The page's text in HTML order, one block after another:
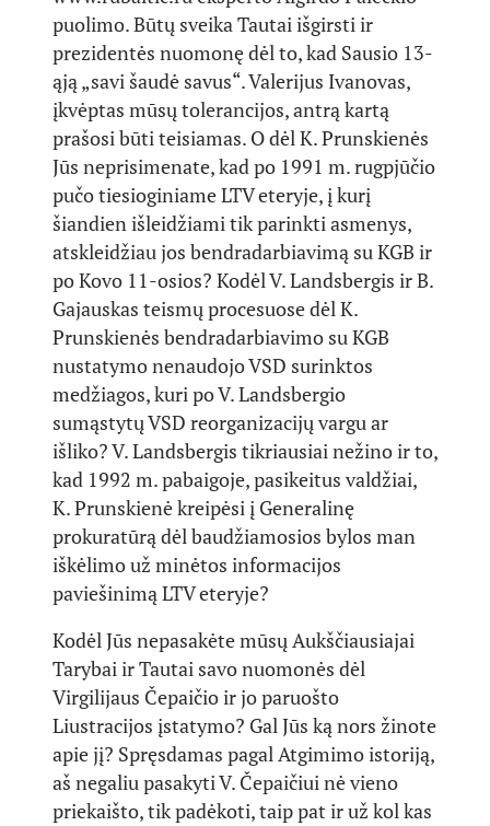
puolimo. Būtų sveika Tautai išgirsti ir
prezidentės nuomonę dėl to, kad Sausio 13-
ąją „savi šaudė savus“. Valerijus Ivanovas,
įkvėptas mūsų tolerancijos, antrą kartą
prašosi būti teisiamas. O dėl K. Prunskienės
Jūs neprisimenate, kad po 1991 m. rugpjūčio
pučo tiesioginiame LTV eteryje, į kurį
šiandien išleidžiami tik parinkti asmenys,
atskleidžiau jos bendradarbiavimą su KGB ir
po Kovo 11-osios? Kodėl V. Landsbergis ir B.
Gajauskas teismų procesuose dėl K.
Prunskienės bendradarbiavimo su KGB
nustatymo nenaudojo VSD surinktos
medžiagos, kuri po V. Landsbergio
sumąstytų VSD reorganizacijų vargu ar
išliko? V. Landsbergis tikriausiai nežino ir to,
kad 1992 m. pabaigoje, pasikeitus valdžiai,
K. Prunskienė kreipėsi į Generalinę
prokuratūrą dėl baudžiamosios bylos man
iškėlimo už minėtos informacijos
paviešinimą LTV eteryje?
Kodėl Jūs nepasakėte mūsų Aukščiausiajai
Tarybai ir Tautai savo nuomonės dėl
Virgilijaus Čepaičio ir jo paruošto
Liustracijos įstatymo? Gal Jūs ką nors žinote
apie jį? Spręsdamas pagal Atgimimo istoriją,
aš negaliu pasakyti V. Čepaičiui nė vieno
priekaišto, tik padėkoti, taip pat ir už kol kas